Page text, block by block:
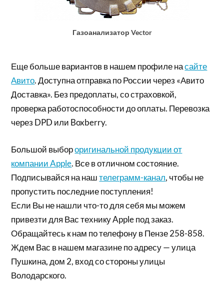
Газоанализатор Vector
Еще больше вариантов в нашем профиле насайте
Авито. Доступна отправка по России через «Авито
Доставка». Без предоплаты, со страховкой,
проверка работоспособности до оплаты. Перевозка
через DPD или Boxberry.
Большой выбороригинальной продукции от
компании Apple. Все в отличном состояние.
Подписывайся на наштелеграмм-канал, чтобы не
пропустить последние поступления!
Если Вы не нашли что-то для себя мы можем
привезти для Вас технику Apple под заказ.
Обращайтесь к нам по телефону в Пензе 258-858.
Ждем Вас в нашем магазине по адресу — улица
Пушкина, дом 2, вход со стороны улицы
Володарского.